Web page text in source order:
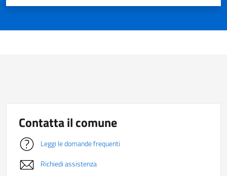
Contatta il comune
Leggi le domande frequenti
Richiedi assistenza